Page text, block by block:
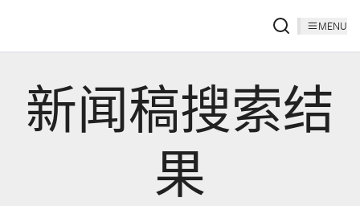
MENU
新闻稿搜索结
果